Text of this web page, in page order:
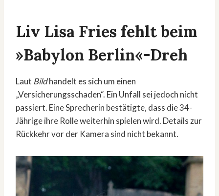
Liv Lisa Fries fehlt beim
»Babylon Berlin«-Dreh
Laut Bildhandelt es sich um einen
„Versicherungsschaden“. Ein Unfall sei jedoch nicht
passiert. Eine Sprecherin bestätigte, dass die 34-
Jährige ihre Rolle weiterhin spielen wird. Details zur
Rückkehr vor der Kamera sind nicht bekannt.